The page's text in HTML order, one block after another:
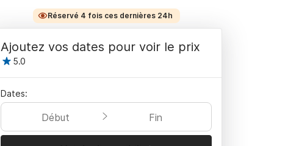
Réservé 4 fois ces dernières 24h
Ajoutez vos dates pour voir le prix
5.0
Dates:
Début Fin